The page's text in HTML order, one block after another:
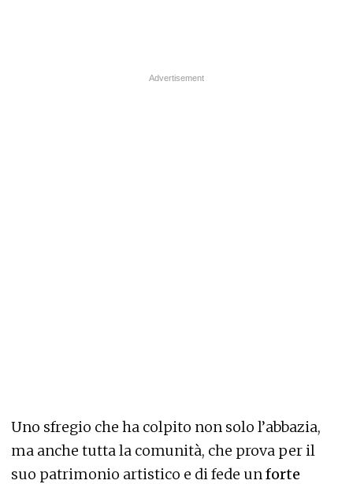
Uno sfregio che ha colpito non solo l’abbazia,
ma anche tutta la comunità, che prova per il
suo patrimonio artistico e di fede unforte